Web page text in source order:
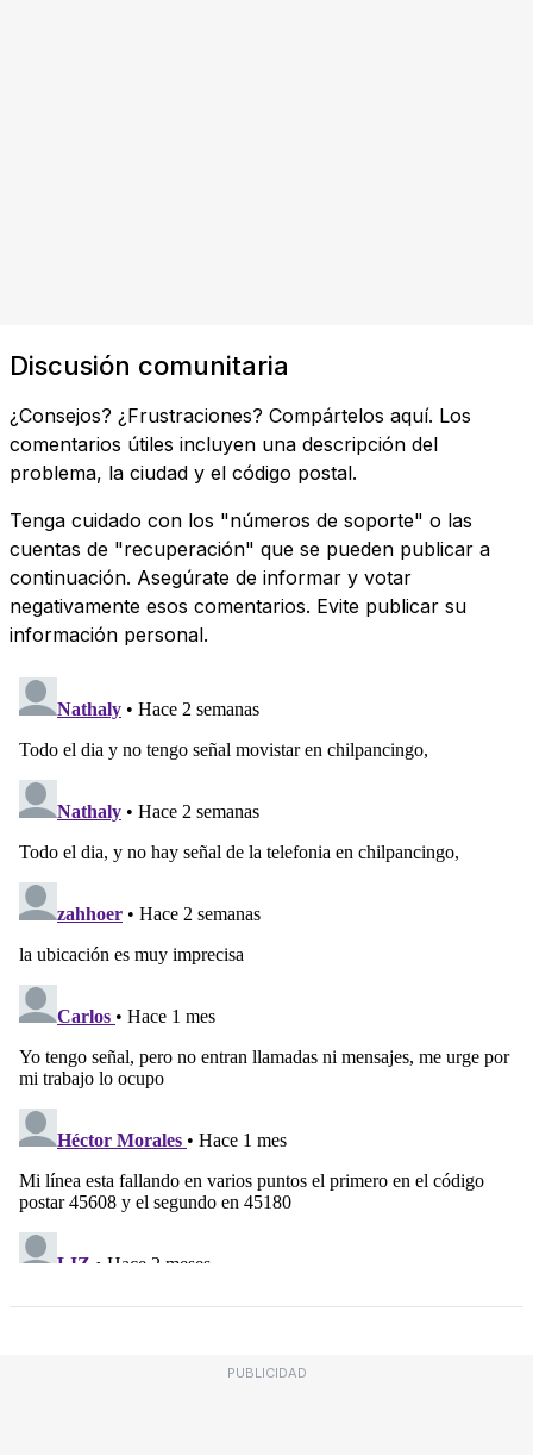
Discusión comunitaria
¿Consejos? ¿Frustraciones? Compártelos aquí. Los
comentarios útiles incluyen una descripción del
problema, la ciudad y el código postal.
Tenga cuidado con los "números de soporte" o las
cuentas de "recuperación" que se pueden publicar a
continuación. Asegúrate de informar y votar
negativamente esos comentarios. Evite publicar su
información personal.
PUBLICIDAD